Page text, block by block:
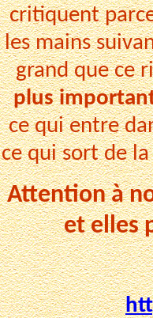
critiquent
les mains
grand que ce
plus
ce qui entre
ce qui sort de
Attention à
et elles